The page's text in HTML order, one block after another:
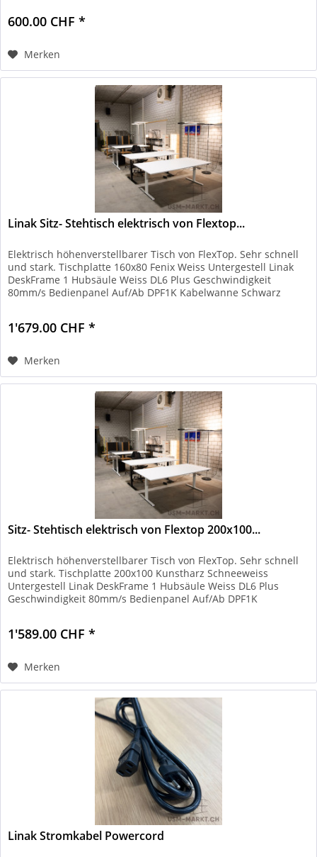
600.00 CHF *
Merken
Linak Sitz- Stehtisch elektrisch von Flextop...
Elektrisch höhenverstellbarer Tisch von FlexTop. Sehr schnell
und stark. Tischplatte 160x80 Fenix Weiss Untergestell Linak
DeskFrame 1 Hubsäule Weiss DL6 Plus Geschwindigkeit
80mm/s Bedienpanel Auf/Ab DPF1K Kabelwanne Schwarz
1'679.00 CHF *
Merken
Sitz- Stehtisch elektrisch von Flextop 200x100...
Elektrisch höhenverstellbarer Tisch von FlexTop. Sehr schnell
und stark. Tischplatte 200x100 Kunstharz Schneeweiss
Untergestell Linak DeskFrame 1 Hubsäule Weiss DL6 Plus
Geschwindigkeit 80mm/s Bedienpanel Auf/Ab DPF1K
1'589.00 CHF *
Merken
Linak Stromkabel Powercord